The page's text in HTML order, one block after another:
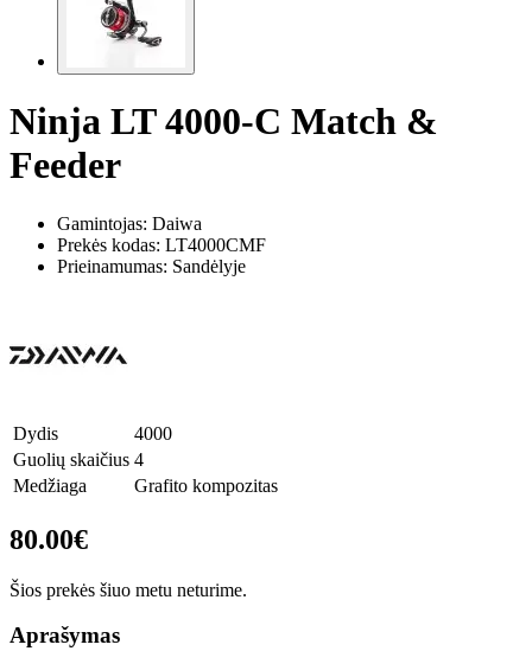
Ninja LT 4000-C Match &
Feeder
Gamintojas: Daiwa
Prekės kodas: LT4000CMF
Prieinamumas: Sandėlyje
Dydis
4000
Guolių skaičius 4
Medžiaga
Grafito kompozitas
80.00€
Šios prekės šiuo metu neturime.
Aprašymas